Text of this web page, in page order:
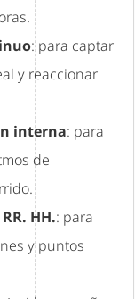
: para captar
y reaccionar
interna: para
de
HH.: para
y puntos